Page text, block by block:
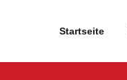
Startseite